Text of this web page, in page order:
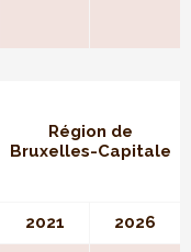
Région de
Bruxelles-Capitale
2021 2026